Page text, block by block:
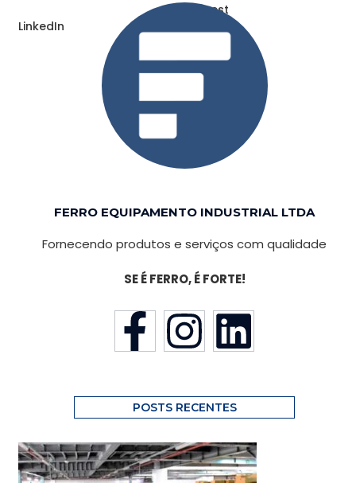
LinkedIn
Pinterest
FERRO EQUIPAMENTO INDUSTRIAL LTDA
Fornecendo produtos e serviços com qualidade
SE É FERRO, É FORTE!
POSTS RECENTES